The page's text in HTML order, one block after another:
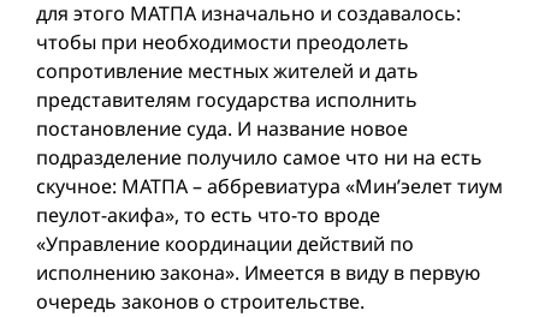
для этого МАТПА изначально и создавалось:
чтобы при необходимости преодолеть
сопротивление местных жителей и дать
представителям государства исполнить
постановление суда. И название новое
подразделение получило самое что ни на есть
скучное: МАТПА – аббревиатура «Мин’эелет тиум
пеулот-акифа», то есть что-то вроде
«Управление координации действий по
исполнению закона». Имеется в виду в первую
очередь законов о строительстве.